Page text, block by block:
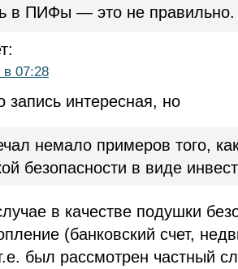
в ПИФы — это не правильно.
в 07:28
запись интересная, но
немало примеров того,
безопасности в виде
в качестве подушки
(банковский счет,
был рассмотрен частный